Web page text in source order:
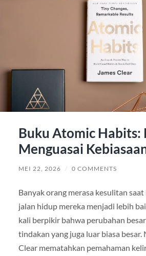
Buku Atomic Habits:
Menguasai
MEI 22, 2026 / 0 COMMENTS
Banyak orang merasa kesulitan
jalan hidup mereka menjadi lebih
kali berpikir bahwa perubahan
tindakan yang juga luar biasa besar.
Clear mematahkan pemahaman